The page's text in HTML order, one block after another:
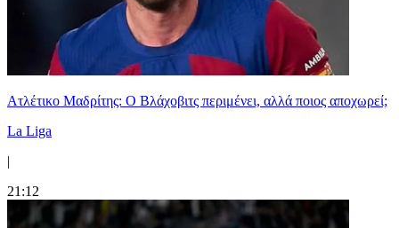
Ατλέτικο Μαδρίτης: Ο Βλάχοβιτς περιμένει, αλλά ποιος αποχωρεί;
La Liga
|
21:12